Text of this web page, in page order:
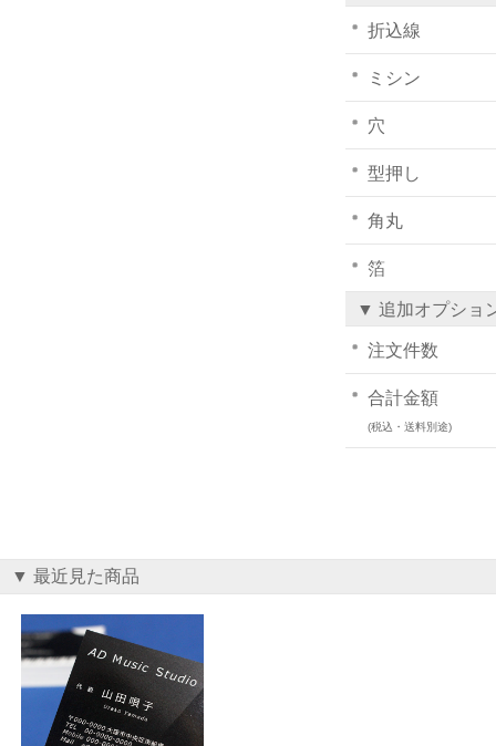
折込線
ミシン
穴
型押し
角丸
箔
▼ 追加オプショ
注文件数
合計金額
(税込・送料別途)
▼ 最近見た商品